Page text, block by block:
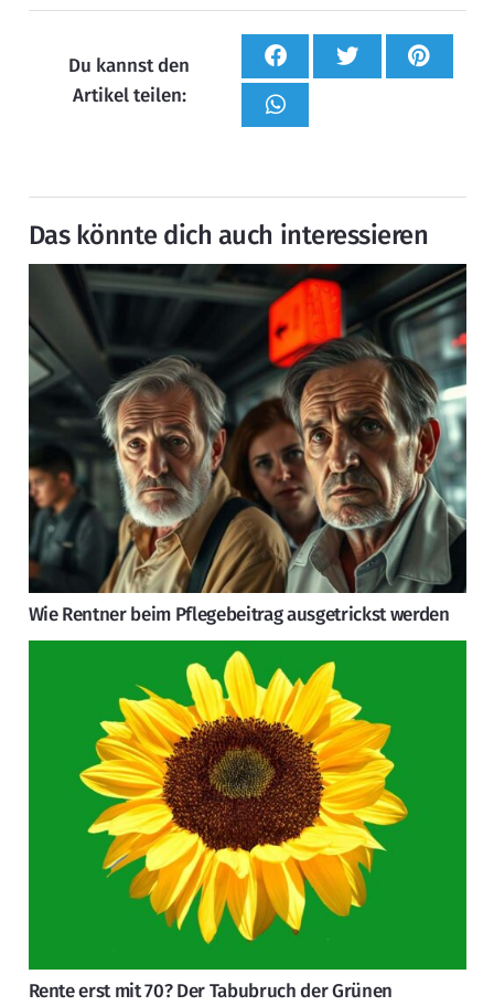
Du kannst den
Artikel teilen:
Das könnte dich auch interessieren
Wie Rentner beim Pflegebeitrag ausgetrickst werden
Rente erst mit 70? Der Tabubruch der Grünen